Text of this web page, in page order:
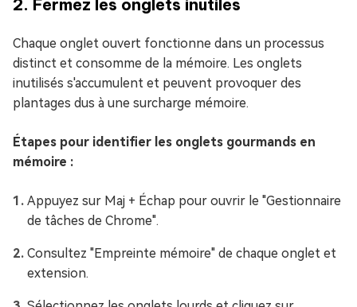
2. Fermez les onglets inutiles
Chaque onglet ouvert fonctionne dans un processus
distinct et consomme de la mémoire. Les onglets
inutilisés s'accumulent et peuvent provoquer des
plantages dus à une surcharge mémoire.
Étapes pour identifier les onglets gourmands en
mémoire :
Appuyez sur Maj + Échap pour ouvrir le "Gestionnaire
de tâches de Chrome".
Consultez "Empreinte mémoire" de chaque onglet et
extension.